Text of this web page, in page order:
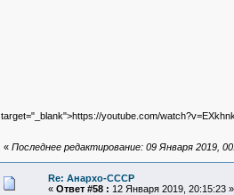
target="_blank">https://youtube.com/
« Последнее редактирование: 09 Января 2019,
Re: Анархо-СССР
« Ответ #58 : 12 Января 2019, 20:15:23 »